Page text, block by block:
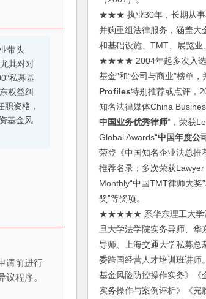
带头
其对对
私募基
权益纠
资格，
基金风
请前进行
程序。
★★★ 执业30年，长期从事
并购重组法律服务，涵盖大
和基础设施、TMT、展览业
★★★★ 2004年起多次入
基金”和“公司与商业”榜单
Profiles特别推荐或点评，
知名法律媒体China
中国业务优秀律师”，荣获
Global Awards“中国年度公
荣登《中国知名企业法总推
推荐名录；多次荣获
Monthly“中国TMT律师大奖
奖”等奖项。
★★★★★ 系华东理工大学
旦大学法学院实务导师、华
导师、上海交通大学私募总
委跨国经营人才培训班讲师
基金风险防控操作实务》《
实务操作与案例评析》《完